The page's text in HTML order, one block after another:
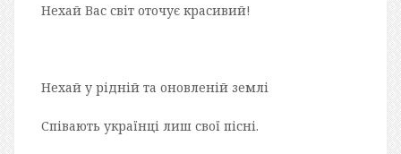
Нехай Вас світ оточує красивий!
Нехай у рідній та оновленій землі
Співають українці лиш свої пісні.